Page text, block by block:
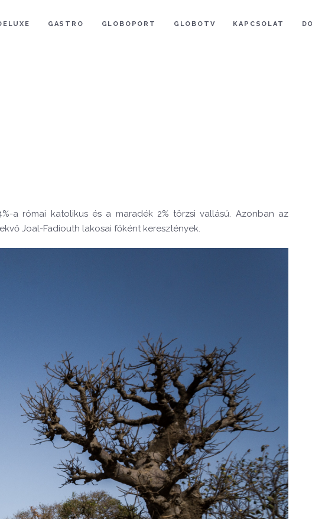
GASTRO GLOBOPORT GLOBOTV KAPCSOLAT
a római katolikus és a maradék 2% törzsi vallású. Azonban az
Joal-Fadiouth lakosai főként keresztények.